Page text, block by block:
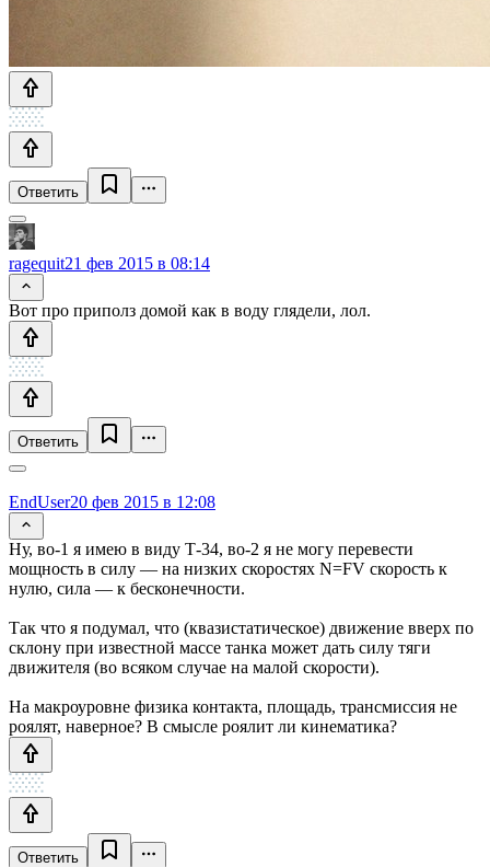
Ответить
ragequit21 фев 2015 в 08:14
Вот про приполз домой как в воду глядели, лол.
Ответить
EndUser20 фев 2015 в 12:08
Ну, во-1 я имею в виду Т-34, во-2 я не могу перевести
мощность в силу — на низких скоростях N=FV скорость к
нулю, сила — к бесконечности.
Так что я подумал, что (квазистатическое) движение вверх по
склону при известной массе танка может дать силу тяги
движителя (во всяком случае на малой скорости).
На макроуровне физика контакта, площадь, трансмиссия не
роялят, наверное? В смысле роялит ли кинематика?
Ответить